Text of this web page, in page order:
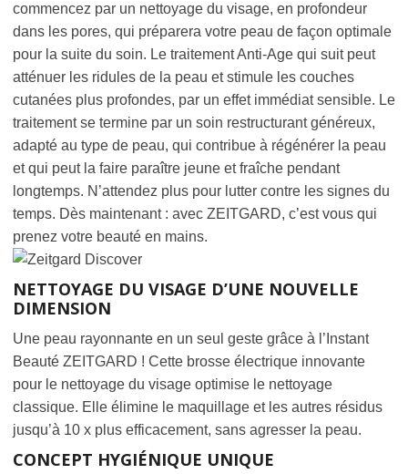
commencez par un nettoyage du visage, en profondeur
dans les pores, qui préparera votre peau de façon optimale
pour la suite du soin. Le traitement Anti-Age qui suit peut
atténuer les ridules de la peau et stimule les couches
cutanées plus profondes, par un effet immédiat sensible. Le
traitement se termine par un soin restructurant généreux,
adapté au type de peau, qui contribue à régénérer la peau
et qui peut la faire paraître jeune et fraîche pendant
longtemps. N’attendez plus pour lutter contre les signes du
temps. Dès maintenant : avec ZEITGARD, c’est vous qui
prenez votre beauté en mains.
NETTOYAGE DU VISAGE D’UNE NOUVELLE
DIMENSION
Une peau rayonnante en un seul geste grâce à l’Instant
Beauté ZEITGARD ! Cette brosse électrique innovante
pour le nettoyage du visage optimise le nettoyage
classique. Elle élimine le maquillage et les autres résidus
jusqu’à 10 x plus efficacement, sans agresser la peau.
CONCEPT HYGIÉNIQUE UNIQUE